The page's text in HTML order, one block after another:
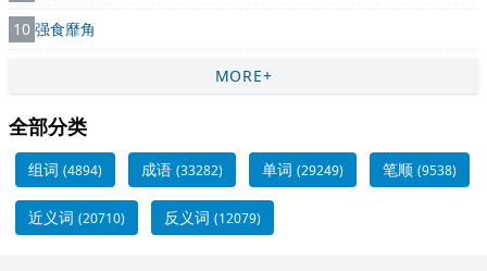
10 强食靡角
MORE+
全部分类
组词 (4894) 成语 (33282) 单词 (29249) 笔顺 (9538)
近义词 (20710) 反义词 (12079)